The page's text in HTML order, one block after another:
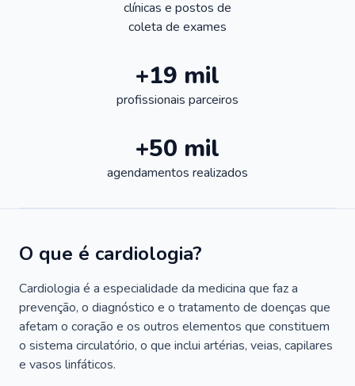
clínicas e postos de
coleta de exames
+19 mil
profissionais parceiros
+50 mil
agendamentos realizados
O que é cardiologia?
Cardiologia é a especialidade da medicina que faz a
prevenção, o diagnóstico e o tratamento de doenças que
afetam o coração e os outros elementos que constituem
o sistema circulatório, o que inclui artérias, veias, capilares
e vasos linfáticos.